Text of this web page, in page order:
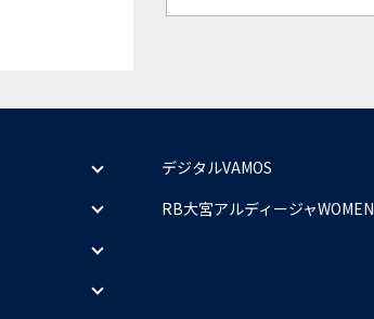
デジタルVAMOS
RB大宮アルディージャWOMEN